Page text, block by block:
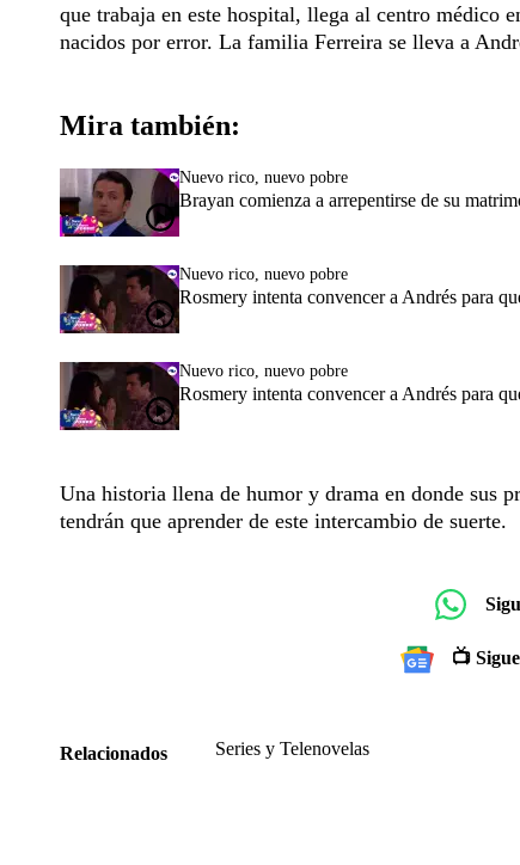
que trabaja en este hospital, llega al centro médico
nacidos por error. La familia Ferreira se lleva a
Mira también:
Nuevo rico, nuevo pobre
Brayan comienza a arrepentirse de su
Nuevo rico, nuevo pobre
Rosmery intenta convencer a Andrés para
Nuevo rico, nuevo pobre
Rosmery intenta convencer a Andrés para
Una historia llena de humor y drama en donde sus
tendrán que aprender de este intercambio de suerte.
📺
Relacionados Series y Telenovelas